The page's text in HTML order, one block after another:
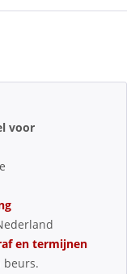
voor
en termijnen
beurs.